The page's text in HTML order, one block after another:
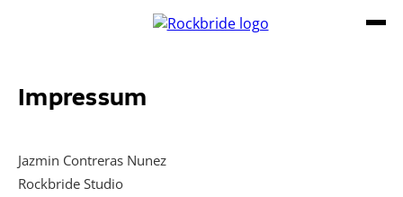
Impressum
Jazmin Contreras Nunez
Rockbride Studio